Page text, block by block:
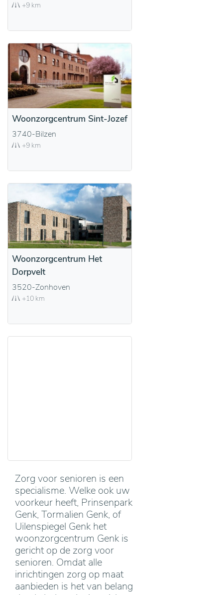
+9 km
Woonzorgcentrum Sint-Jozef
3740-Bilzen
+9 km
Woonzorgcentrum Het
Dorpvelt
3520-Zonhoven
+10 km
Zorg voor senioren is een
specialisme. Welke ook uw
voorkeur heeft, Prinsenpark
Genk, Tormalien Genk, of
Uilenspiegel Genk het
woonzorgcentrum Genk is
gericht op de zorg voor
senioren. Omdat alle
inrichtingen zorg op maat
aanbieden is het van belang